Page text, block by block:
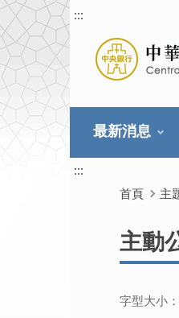
:::
最新消息
:::
首頁 主
主動
字型大小：